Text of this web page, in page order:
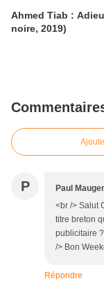
Ahmed Tiab :
noire, 2019)
P Paul
<br /> Salut
titre breton
publicitaire
/> Bon
Répondre